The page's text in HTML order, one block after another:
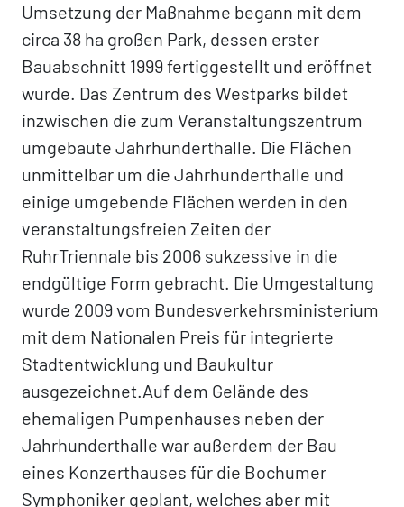
Umsetzung der Maßnahme begann mit dem
circa 38 ha großen Park, dessen erster
Bauabschnitt 1999 fertiggestellt und eröffnet
wurde. Das Zentrum des Westparks bildet
inzwischen die zum Veranstaltungszentrum
umgebaute Jahrhunderthalle. Die Flächen
unmittelbar um die Jahrhunderthalle und
einige umgebende Flächen werden in den
veranstaltungsfreien Zeiten der
RuhrTriennale bis 2006 sukzessive in die
endgültige Form gebracht. Die Umgestaltung
wurde 2009 vom Bundesverkehrsministerium
mit dem Nationalen Preis für integrierte
Stadtentwicklung und Baukultur
ausgezeichnet.Auf dem Gelände des
ehemaligen Pumpenhauses neben der
Jahrhunderthalle war außerdem der Bau
eines Konzerthauses für die Bochumer
Symphoniker geplant, welches aber mit